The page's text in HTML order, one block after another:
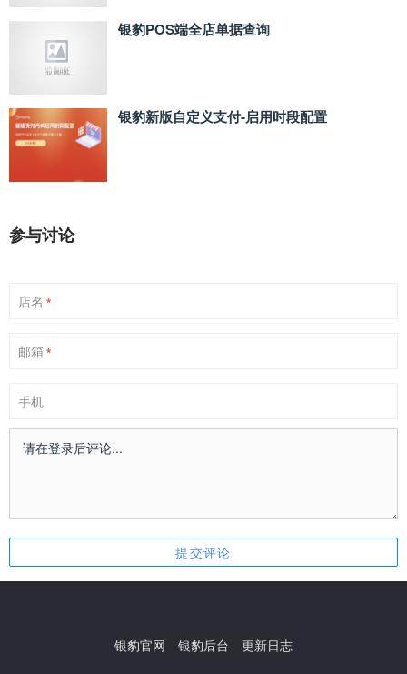
银豹POS端全店单据查询
银豹新版自定义支付‑启用时段配置
参与讨论
店名 *
邮箱 *
手机
银豹官网 银豹后台 更新日志